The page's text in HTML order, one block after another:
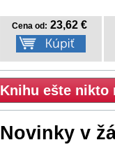
Cena od: 23,62 €
Knihu ešte nikto
Novinky v